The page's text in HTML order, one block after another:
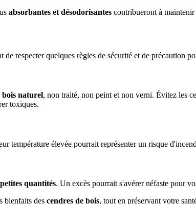
absorbantes et désodorisantes contribueront à
respecter quelques règles de sécurité et de précaution
bois naturel, non traité, non peint et non verni. Évitez les
toxiques.
température élevée pourrait représenter un risque
quantités. Un excès pourrait s'avérer néfaste pour
bienfaits des cendres de bois, tout en préservant votre